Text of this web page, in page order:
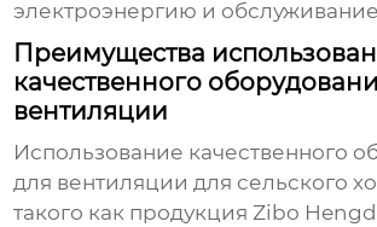
электроэнергию и
Преимущества
качественного
вентиляции
Использование качественного
для вентиляции для сельского
такого как продукция Zibo